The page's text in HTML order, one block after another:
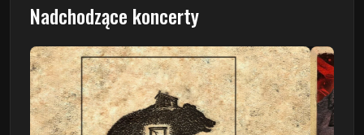
Nadchodzące koncerty